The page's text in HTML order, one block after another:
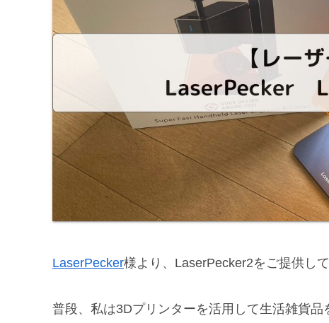
LaserPecker様より、LaserPecker2をご提供し
普段、私は3Dプリンターを活用して生活雑貨品